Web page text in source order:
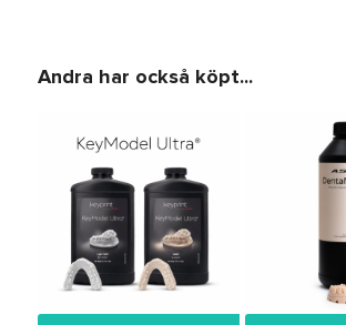
Andra har också köpt...